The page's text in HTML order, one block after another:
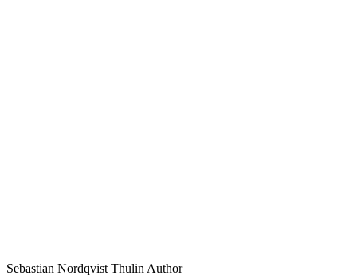
Sebastian Nordqvist Thulin Author